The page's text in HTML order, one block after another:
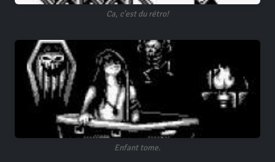
Ca, c'est du rétro!
Enfant tome.